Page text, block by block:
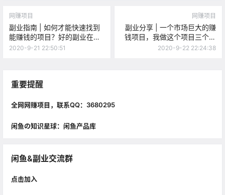
网赚项目
副业指南 | 如何才能快速找到
能赚钱的项目？好的副业在哪
里？
2020-9-21 22:50:51
网赚项目
副业分享 | 一个市场巨大的赚
钱项目，我做这个项目三个月
赚了20多万！
2020-9-22 22:24:38
重要提醒
全网网赚项目，联系QQ：3680295
闲鱼の知识星球：闲鱼产品库
闲鱼&副业交流群
点击加入